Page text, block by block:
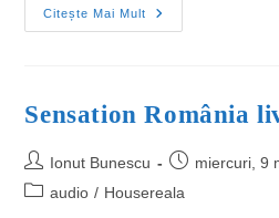
Citește Mai Mult
Sensation România
Ionut Bunescu
miercuri, 9
audio / Housereala